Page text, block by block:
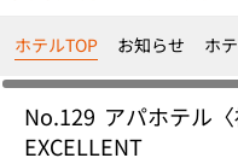
ホテルTOP お知らせ ホ
No.129 アパホテル
EXCELLENT